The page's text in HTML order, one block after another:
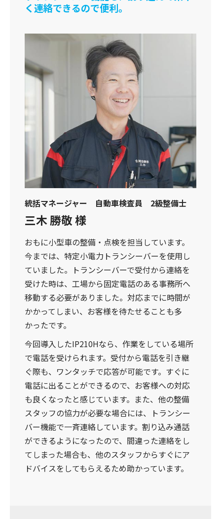
く連絡できるので便利。
統括マネージャー 自動車検査員 2級整備士
三木 勝敬 様
おもに小型車の整備・点検を担当しています。
今までは、特定小電力トランシーバーを使用し
ていました。トランシーバーで受付から連絡を
受けた時は、工場から固定電話のある事務所へ
移動する必要がありました。対応までに時間が
かかってしまい、お客様を待たせることも多
かったです。
今回導入したIP210Hなら、作業をしている場所
で電話を受けられます。受付から電話を引き継
ぐ際も、ワンタッチで応答が可能です。すぐに
電話に出ることができるので、お客様への対応
も良くなったと感じています。また、他の整備
スタッフの協力が必要な場合には、トランシー
バー機能で一斉連絡しています。割り込み通話
ができるようになったので、間違った連絡をし
てしまった場合も、他のスタッフからすぐにア
ドバイスをしてもらえるため助かっています。